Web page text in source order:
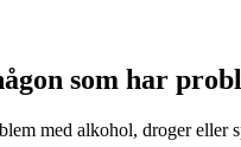
som har
med alkohol, droger eller